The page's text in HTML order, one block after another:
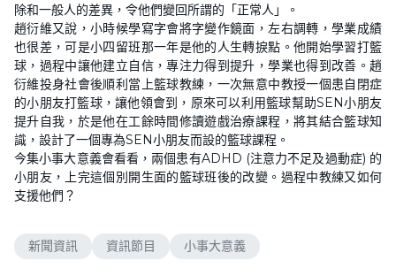
3
.
0
1
%
除和一般人的差異，令他們變回所謂的「正常人」。
趙衍維又說，小時候學寫字會將字變作鏡面，左右調轉，學業成績
也很差，可是小四留班那一年是他的人生轉捩點。他開始學習打籃
球，過程中讓他建立自信，專注力得到提升，學業也得到改善。趙
衍維投身社會後順利當上籃球教練，一次無意中教授一個患自閉症
的小朋友打籃球，讓他領會到，原來可以利用籃球幫助SEN小朋友
提升自我，於是他在工餘時間修讀遊戲治療課程，將其結合籃球知
識，設計了一個專為SEN小朋友而設的籃球課程。
今集小事大意義會看看，兩個患有ADHD (注意力不足及過動症) 的
小朋友，上完這個別開生面的籃球班後的改變。過程中教練又如何
支援他們？
新聞資訊 資訊節目 小事大意義